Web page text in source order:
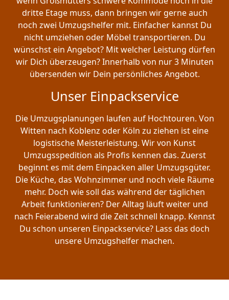
dritte Etage muss, dann bringen wir gerne auch
noch zwei Umzugshelfer mit. Einfacher kannst Du
nicht umziehen oder Möbel transportieren. Du
wünschst ein Angebot? Mit welcher Leistung dürfen
wir Dich überzeugen? Innerhalb von nur 3 Minuten
übersenden wir Dein persönliches Angebot.
Unser Einpackservice
Die Umzugsplanungen laufen auf Hochtouren. Von
Witten nach Koblenz oder Köln zu ziehen ist eine
logistische Meisterleistung. Wir von Kunst
Umzugsspedition als Profis kennen das. Zuerst
beginnt es mit dem Einpacken aller Umzugsgüter.
Die Küche, das Wohnzimmer und noch viele Räume
mehr. Doch wie soll das während der täglichen
Arbeit funktionieren? Der Alltag läuft weiter und
nach Feierabend wird die Zeit schnell knapp. Kennst
Du schon unseren Einpackservice? Lass das doch
unsere Umzugshelfer machen.